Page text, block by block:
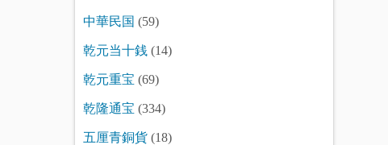
中華民国 (59)
乾元当十銭 (14)
乾元重宝 (69)
乾隆通宝 (334)
五厘青銅貨 (18)